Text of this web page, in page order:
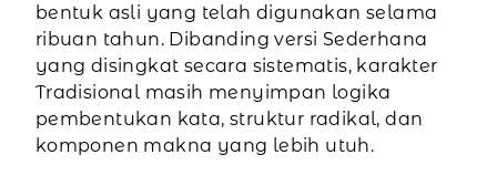
bentuk asli yang telah digunakan selama
ribuan tahun. Dibanding versi Sederhana
yang disingkat secara sistematis, karakter
Tradisional masih menyimpan logika
pembentukan kata, struktur radikal, dan
komponen makna yang lebih utuh.